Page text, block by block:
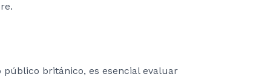
británico, es esencial evaluar